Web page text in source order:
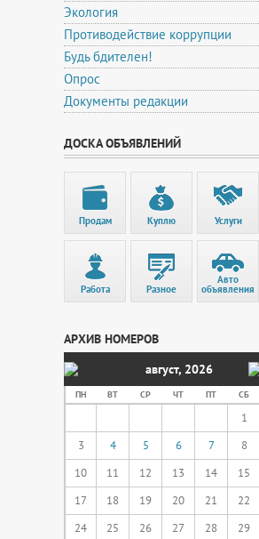
Экология
Противодействие коррупции
Будь бдителен!
Опрос
Документы редакции
ДОСКА ОБЪЯВЛЕНИЙ
Продам Куплю Услуги
Работа Разное
Авто
объявления
АРХИВ НОМЕРОВ
август, 2026
ПН ВТ СР ЧТ ПТ СБ
1
3
4 5 6 7 8
10
11 12 13 14 15
17
18 19 20 21 22
24
25 26 27 28 29